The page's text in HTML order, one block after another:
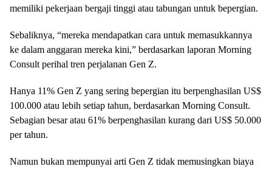
memiliki pekerjaan bergaji tinggi atau tabungan untuk bepergian.
Sebaliknya, “mereka mendapatkan cara untuk memasukkannya
ke dalam anggaran mereka kini,” berdasarkan laporan Morning
Consult perihal tren perjalanan Gen Z.
Hanya 11% Gen Z yang sering bepergian itu berpenghasilan US$
100.000 atau lebih setiap tahun, berdasarkan Morning Consult.
Sebagian besar atau 61% berpenghasilan kurang dari US$ 50.000
per tahun.
Namun bukan mempunyai arti Gen Z tidak memusingkan biaya